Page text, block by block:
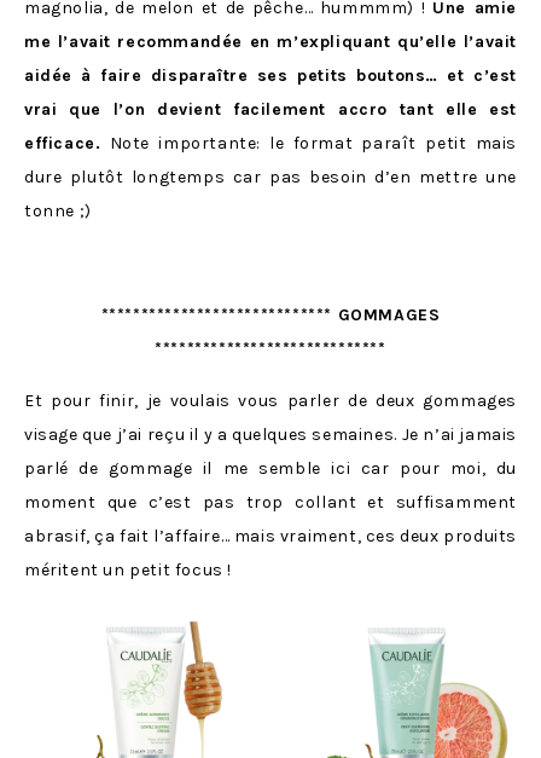
magnolia, de melon et de pêche… hummmm) ! Une amie
me l’avait recommandée en m’expliquant qu’elle l’avait
aidée à faire disparaître ses petits boutons… et c’est
vrai que l’on devient facilement accro tant elle est
efficace. Note importante: le format paraît petit mais
dure plutôt longtemps car pas besoin d’en mettre une
tonne ;)
***************************** GOMMAGES
*****************************
Et pour finir, je voulais vous parler de deux gommages
visage que j’ai reçu il y a quelques semaines. Je n’ai jamais
parlé de gommage il me semble ici car pour moi, du
moment que c’est pas trop collant et suffisamment
abrasif, ça fait l’affaire… mais vraiment, ces deux produits
méritent un petit focus !